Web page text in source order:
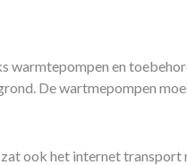
warmtepompen en
De wartmepompen
ook het internet